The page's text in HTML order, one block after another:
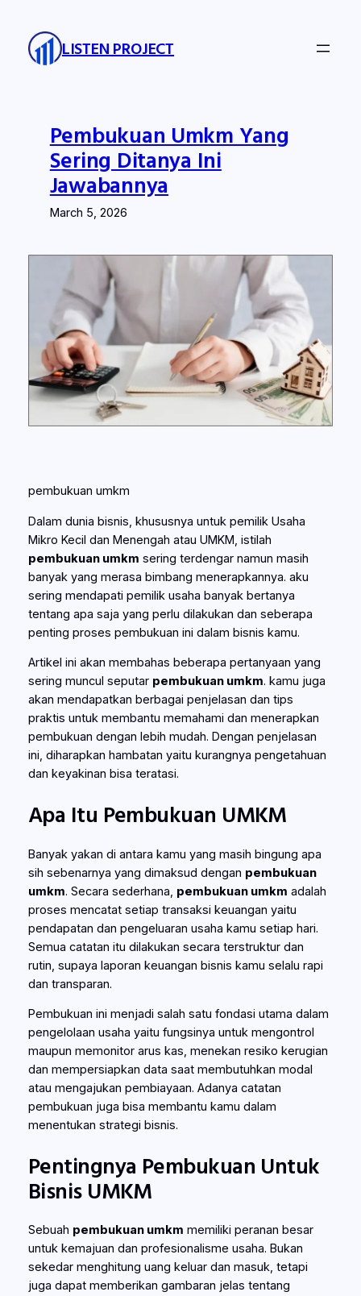
content
LISTEN PROJECT
Pembukuan Umkm Yang
Sering Ditanya Ini
Jawabannya
March 5, 2026
pembukuan umkm
Dalam dunia bisnis, khususnya untuk pemilik Usaha
Mikro Kecil dan Menengah atau UMKM, istilah
pembukuan umkm sering terdengar namun masih
banyak yang merasa bimbang menerapkannya. aku
sering mendapati pemilik usaha banyak bertanya
tentang apa saja yang perlu dilakukan dan seberapa
penting proses pembukuan ini dalam bisnis kamu.
Artikel ini akan membahas beberapa pertanyaan yang
sering muncul seputar pembukuan umkm. kamu juga
akan mendapatkan berbagai penjelasan dan tips
praktis untuk membantu memahami dan menerapkan
pembukuan dengan lebih mudah. Dengan penjelasan
ini, diharapkan hambatan yaitu kurangnya pengetahuan
dan keyakinan bisa teratasi.
Apa Itu Pembukuan UMKM
Banyak yakan di antara kamu yang masih bingung apa
sih sebenarnya yang dimaksud dengan pembukuan
umkm. Secara sederhana, pembukuan umkm adalah
proses mencatat setiap transaksi keuangan yaitu
pendapatan dan pengeluaran usaha kamu setiap hari.
Semua catatan itu dilakukan secara terstruktur dan
rutin, supaya laporan keuangan bisnis kamu selalu rapi
dan transparan.
Pembukuan ini menjadi salah satu fondasi utama dalam
pengelolaan usaha yaitu fungsinya untuk mengontrol
maupun memonitor arus kas, menekan resiko kerugian
dan mempersiapkan data saat membutuhkan modal
atau mengajukan pembiayaan. Adanya catatan
pembukuan juga bisa membantu kamu dalam
menentukan strategi bisnis.
Pentingnya Pembukuan Untuk
Bisnis UMKM
Sebuah pembukuan umkm memiliki peranan besar
untuk kemajuan dan profesionalisme usaha. Bukan
sekedar menghitung uang keluar dan masuk, tetapi
juga dapat memberikan gambaran jelas tentang